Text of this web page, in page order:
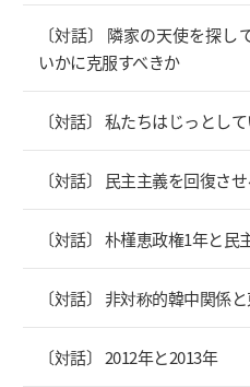
〔対話〕 隣家の天使を探
いかに克服すべきか
〔対話〕 私たちはじっとし
〔対話〕 民主主義を回復さ
〔対話〕 朴槿恵政権1年と民
〔対話〕 非対称的韓中関係
〔対話〕 2012年と2013年